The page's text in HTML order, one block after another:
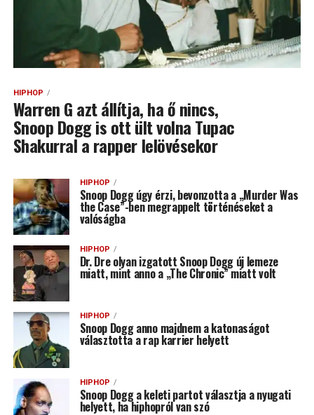
HIPHOP
Warren G azt állítja, ha ő nincs,
Snoop Dogg is ott ült volna Tupac
Shakurral a rapper lelövésekor
HIPHOP
Snoop Dogg úgy érzi, bevonzotta a „Murder Was
the Case”-ben megrappelt történéseket a
valóságba
HIPHOP
Dr. Dre olyan izgatott Snoop Dogg új lemeze
miatt, mint anno a „The Chronic” miatt volt
HIPHOP
Snoop Dogg anno majdnem a katonaságot
választotta a rap karrier helyett
HIPHOP
Snoop Dogg a keleti partot választja a nyugati
helyett, ha hiphopról van szó